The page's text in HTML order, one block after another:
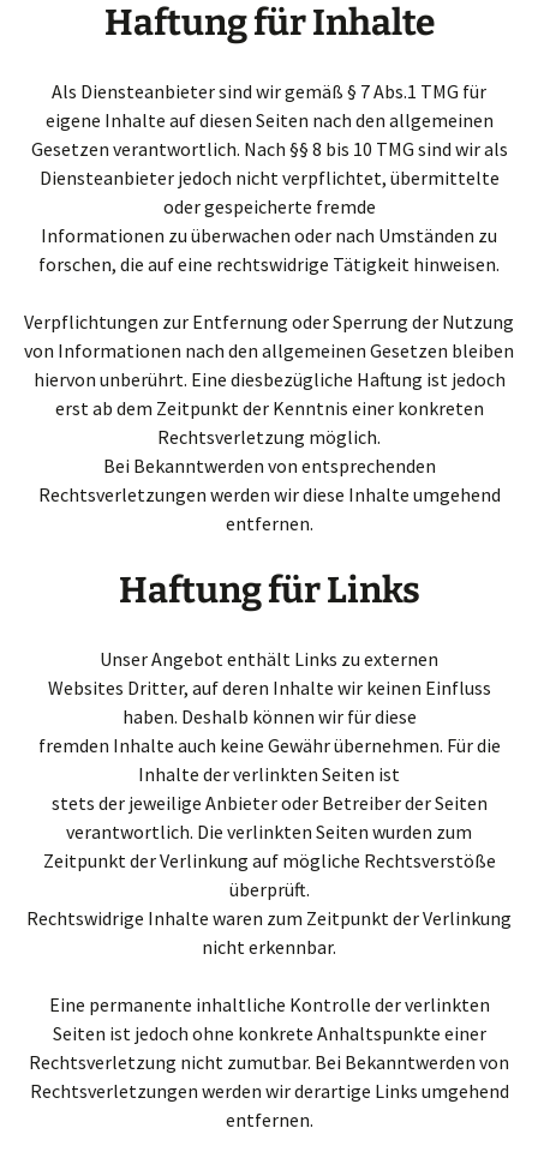
Haftung für Inhalte
Als Diensteanbieter sind wir gemäß § 7 Abs.1 TMG für
eigene Inhalte auf diesen Seiten nach den allgemeinen
Gesetzen verantwortlich. Nach §§ 8 bis 10 TMG sind wir als
Diensteanbieter jedoch nicht verpflichtet, übermittelte
oder gespeicherte fremde
Informationen zu überwachen oder nach Umständen zu
forschen, die auf eine rechtswidrige Tätigkeit hinweisen.
Verpflichtungen zur Entfernung oder Sperrung der Nutzung
von Informationen nach den allgemeinen Gesetzen bleiben
hiervon unberührt. Eine diesbezügliche Haftung ist jedoch
erst ab dem Zeitpunkt der Kenntnis einer konkreten
Rechtsverletzung möglich.
Bei Bekanntwerden von entsprechenden
Rechtsverletzungen werden wir diese Inhalte umgehend
entfernen.
Haftung für Links
Unser Angebot enthält Links zu externen
Websites Dritter, auf deren Inhalte wir keinen Einfluss
haben. Deshalb können wir für diese
fremden Inhalte auch keine Gewähr übernehmen. Für die
Inhalte der verlinkten Seiten ist
stets der jeweilige Anbieter oder Betreiber der Seiten
verantwortlich. Die verlinkten Seiten wurden zum
Zeitpunkt der Verlinkung auf mögliche Rechtsverstöße
überprüft.
Rechtswidrige Inhalte waren zum Zeitpunkt der Verlinkung
nicht erkennbar.
Eine permanente inhaltliche Kontrolle der verlinkten
Seiten ist jedoch ohne konkrete Anhaltspunkte einer
Rechtsverletzung nicht zumutbar. Bei Bekanntwerden von
Rechtsverletzungen werden wir derartige Links umgehend
entfernen.